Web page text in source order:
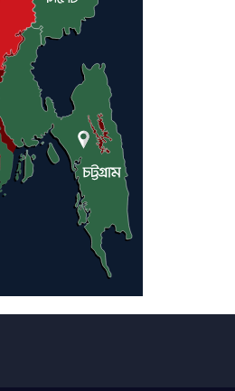
ইউনাইটেড
নিয়ে আলোচনা
মানবাধিকার
সম্মাননা পেলেন
সংবর্ধনা